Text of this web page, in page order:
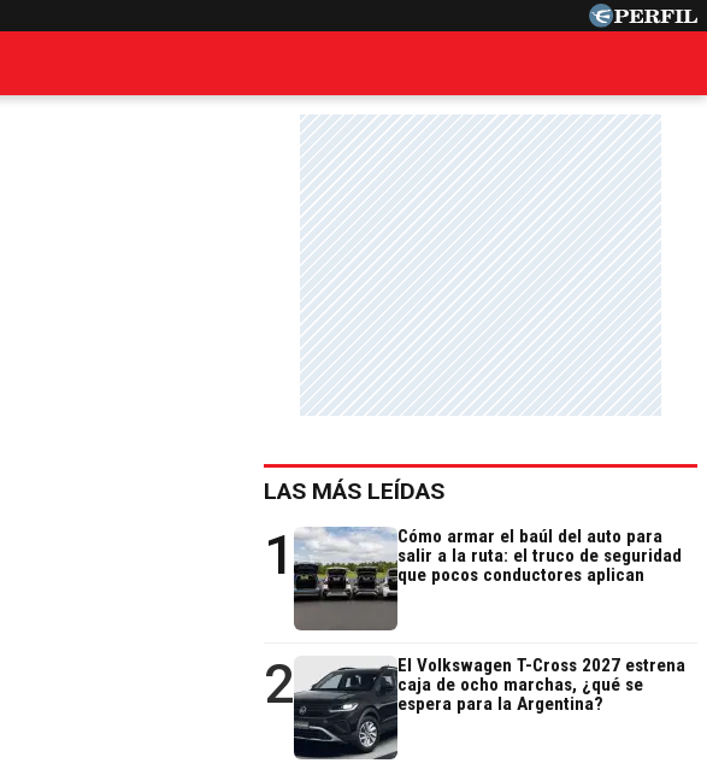
LAS MÁS LEÍDAS
1
Cómo armar el baúl del auto para
salir a la ruta: el truco de seguridad
que pocos conductores aplican
2
El Volkswagen T-Cross 2027 estrena
caja de ocho marchas, ¿qué se
espera para la Argentina?